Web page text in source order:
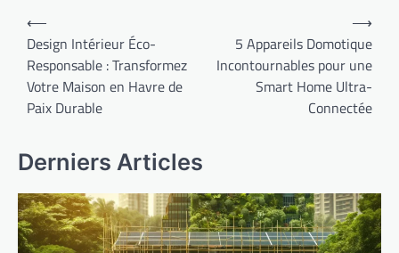
Navigation
de
l’article
⟵
Design Intérieur Éco-
Responsable : Transformez
Votre Maison en Havre de
Paix Durable
5 Appareils Domotique
Incontournables pour une
Smart Home Ultra-
Connectée
⟶
Derniers Articles